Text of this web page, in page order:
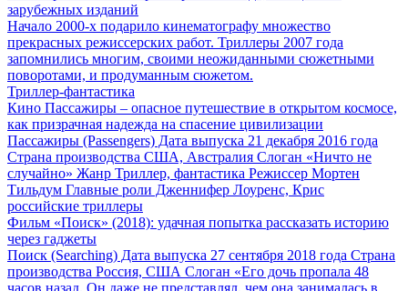
зарубежных изданий
Начало 2000-х подарило кинематографу множество
прекрасных режиссерских работ. Триллеры 2007 года
запомнились многим, своими неожиданными сюжетными
поворотами, и продуманным сюжетом.
Триллер-фантастика
Кино Пассажиры – опасное путешествие в открытом космосе,
как призрачная надежда на спасение цивилизации
Пассажиры (Passengers) Дата выпуска 21 декабря 2016 года
Страна производства США, Австралия Слоган «Ничто не
случайно» Жанр Триллер, фантастика Режиссер Мортен
Тильдум Главные роли Дженнифер Лоуренс, Крис
российские триллеры
Фильм «Поиск» (2018): удачная попытка рассказать историю
через гаджеты
Поиск (Searching) Дата выпуска 27 сентября 2018 года Страна
производства Россия, США Слоган «Его дочь пропала 48
часов назад. Он даже не представлял, чем она занималась в